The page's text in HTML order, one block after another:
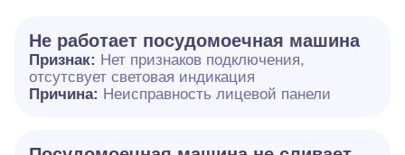
Не работает посудомоечная машина
Признак: Нет признаков подключения,
отсутсвует световая индикация
Причина: Неисправность лицевой панели